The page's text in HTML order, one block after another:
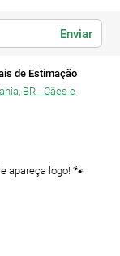
Enviar
de Estimação
BR - Cães e
apareça logo! 🐾